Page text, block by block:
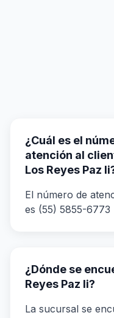
¿Cuál es el
atención al
Los Reyes Paz
El número de
es (55) 5855-6773
¿Dónde se
Reyes Paz Ii?
La sucursal se